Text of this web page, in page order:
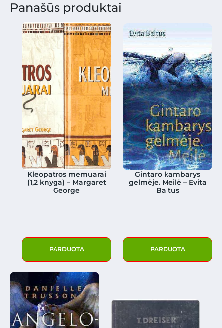
Panašūs produktai
Kleopatros memuarai
(1,2 knyga) – Margaret
George
PARDUOTA
Gintaro kambarys
gelmėje. Meilė – Evita
Baltus
PARDUOTA